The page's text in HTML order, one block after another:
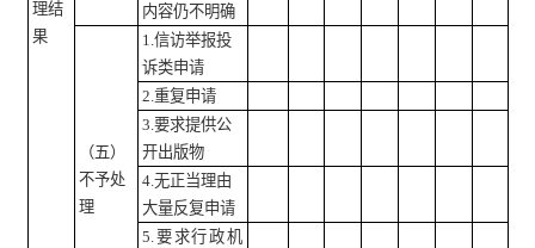
理结
果
内容仍不明确
（五）
不予处
理
1.信访举报投
诉类申请
2.重复申请
3.要求提供公
开出版物
4.无正当理由
大量反复申请
5.要求行政机